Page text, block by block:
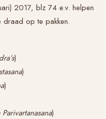
2017, blz 74 e.v. helpen
draad op te pakken.
)
)
)
Parivartanasana)